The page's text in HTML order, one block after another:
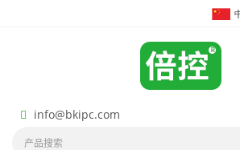
info@bkipc.com